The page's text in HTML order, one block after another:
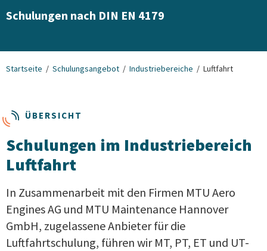
Schulungen nach DIN EN 4179
Startseite Schulungsangebot Industriebereiche Luftfahrt
ÜBERSICHT
Schulungen im Industriebereich
Luftfahrt
In Zusammenarbeit mit den Firmen MTU Aero
Engines AG und MTU Maintenance Hannover
GmbH, zugelassene Anbieter für die
Luftfahrtschulung, führen wir MT, PT, ET und UT-